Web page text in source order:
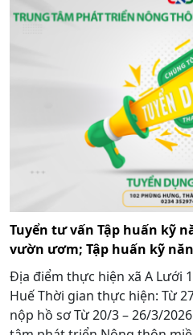
Tuyển tư vấn Tập huấn kỹ
vườn ươm; Tập huấn kỹ
Địa điểm thực hiện xã A Lưới
Huế Thời gian thực hiện: Từ
nộp hồ sơ Từ 20/3 – 26/3/